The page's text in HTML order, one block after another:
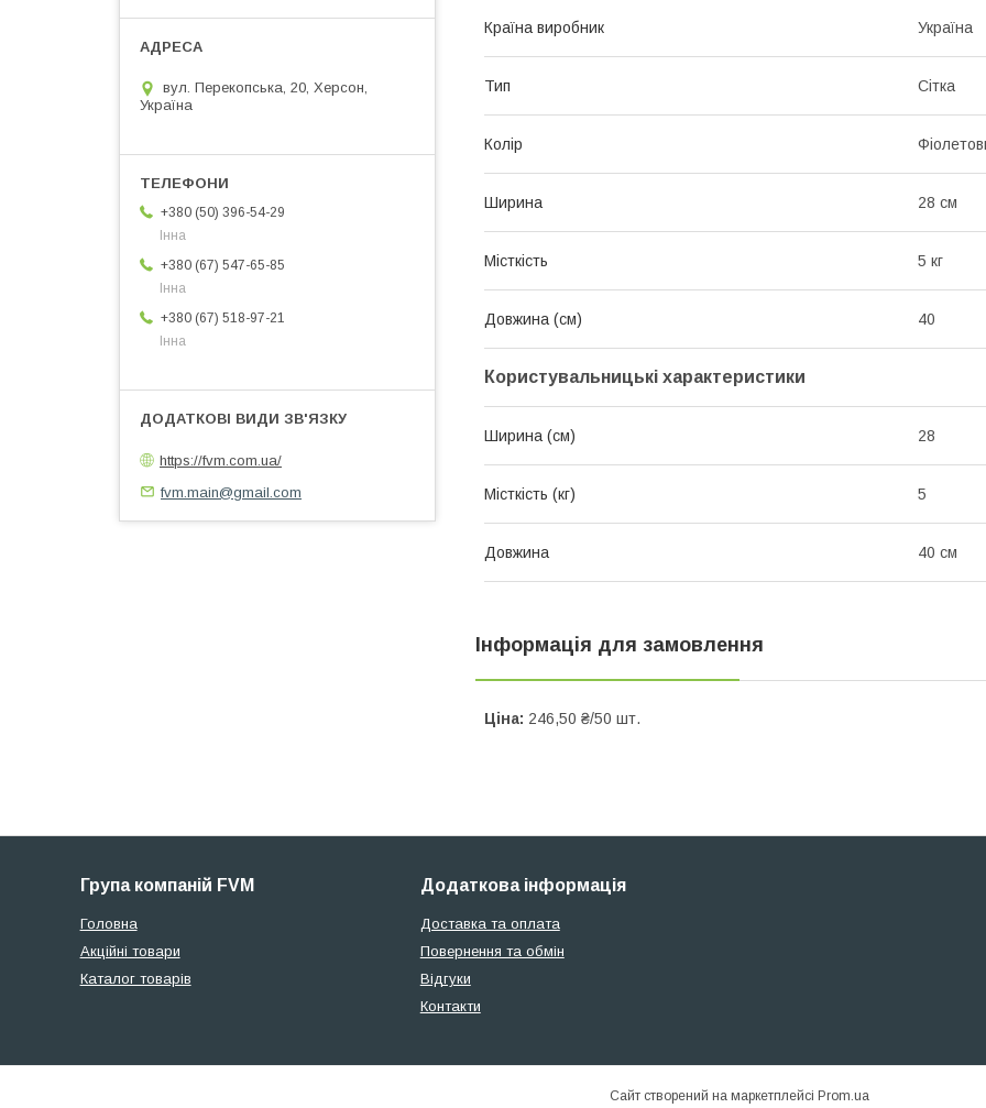
Країна виробник Україна
Тип Сітка
Колір
Ширина 28 см
Місткість 5 кг
Довжина (см) 40
Користувальницькі характеристики
Ширина (см) 28
Місткість (кг) 5
Довжина 40 см
Інформація для замовлення
Ціна: 246,50 ₴/50 шт.
вул. Перекопська, 20, Херсон,
Україна
+380 (50) 396-54-29
Інна
+380 (67) 547-65-85
Інна
+380 (67) 518-97-21
Інна
https://fvm.com.ua/
fvm.main@gmail.com
Група компаній FVM
Головна
Акційні товари
Каталог товарів
Додаткова інформація
Доставка та оплата
Повернення та обмін
Відгуки
Контакти
Сайт створений на маркетплейсі Prom.ua